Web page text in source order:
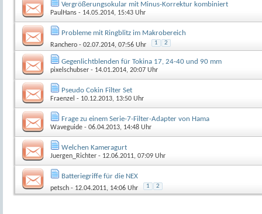
Vergrößerungsokular mit Minus-Korrektur kombiniert
PaulHans - 14.05.2014, 15:43 Uhr
Probleme mit Ringblitz im Makrobereich
Ranchero - 02.07.2014, 07:56 Uhr 1 2
Gegenlichtblenden für Tokina 17, 24-40 und 90 mm
pixelschubser - 14.01.2014, 20:07 Uhr
Pseudo Cokin Filter Set
Fraenzel - 10.12.2013, 13:50 Uhr
Frage zu einem Serie-7-Filter-Adapter von Hama
Waveguide - 06.04.2013, 14:48 Uhr
Welchen Kameragurt
Juergen_Richter - 12.06.2011, 07:09 Uhr
Batteriegriffe für die NEX
petsch - 12.04.2011, 14:06 Uhr 1 2